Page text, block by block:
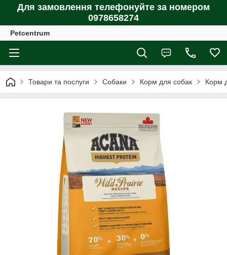
Для замовлення телефонуйте за номером
0978658274
Petcentrum
Товари та послуги Собаки Корм для собак Корм